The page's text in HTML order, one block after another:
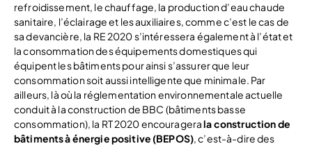
refroidissement, le chauffage, la production d’eau chaude
sanitaire, l’éclairage et les auxiliaires, comme c’est le cas de
sa devancière, la RE 2020 s’intéressera également à l’état et
la consommation des équipements domestiques qui
équipent les bâtiments pour ainsi s’assurer que leur
consommation soit aussi intelligente que minimale. Par
ailleurs, là où la réglementation environnementale actuelle
conduit à la construction de BBC (bâtiments basse
consommation), la RT 2020 encouragerala construction de
bâtiments à énergie positive (BEPOS), c’est-à-dire des